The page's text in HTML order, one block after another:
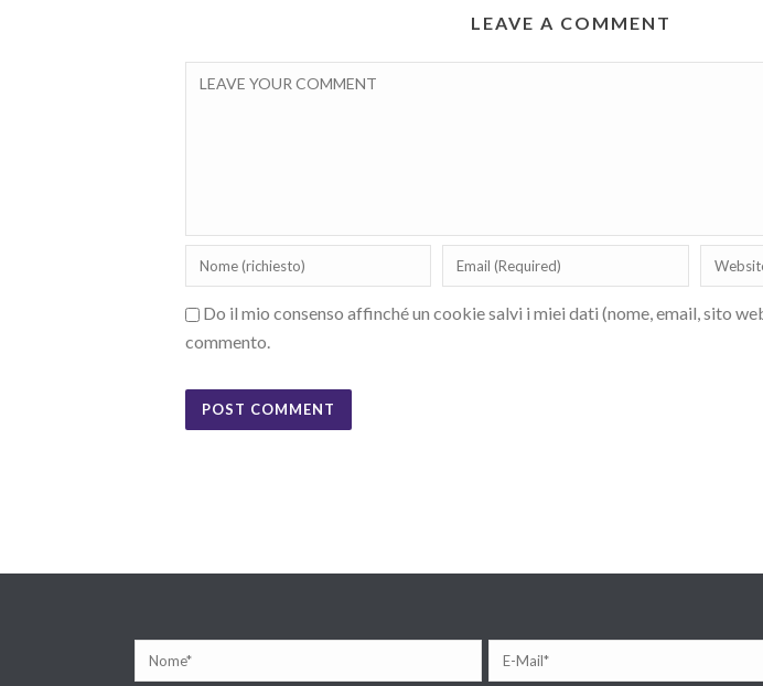
LEAVE A COMMENT
Do il mio consenso affinché un cookie salvi i miei dati (nome, email, sito
commento.